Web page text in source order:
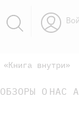
«Книга внутри»
ОБЗОРЫ О НАС